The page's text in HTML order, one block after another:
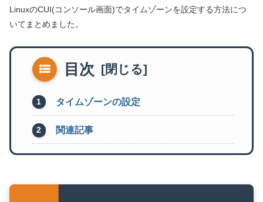
LinuxのCUI(コンソール画面)でタイムゾーンを設定する方法につ
いてまとめました。
目次
タイムゾーンの設定
関連記事